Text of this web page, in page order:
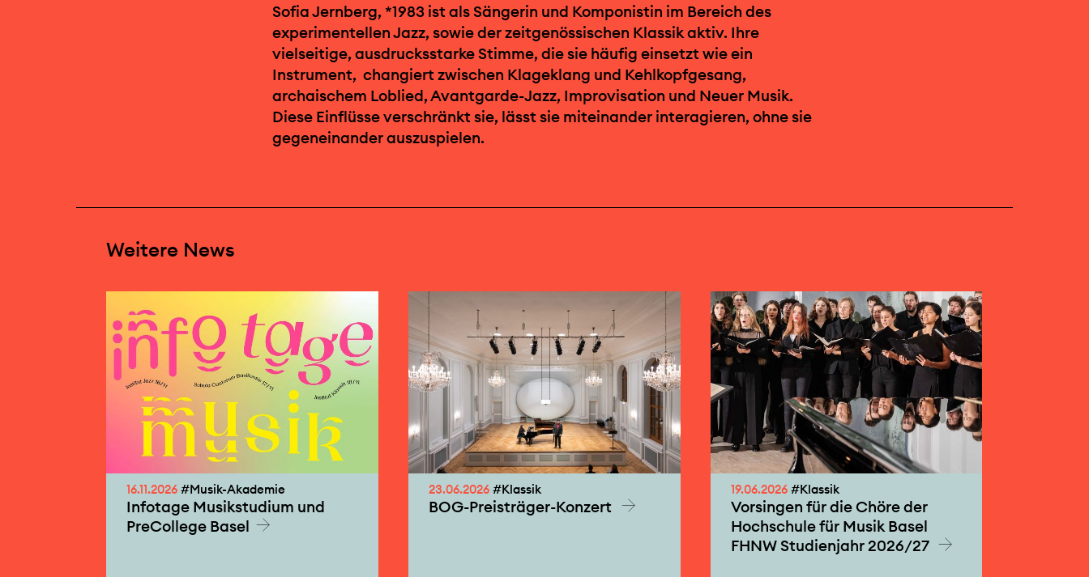
Sofia Jernberg, *1983 ist als Sängerin und Komponistin im Bereich des
experimentellen Jazz, sowie der zeitgenössischen Klassik aktiv. Ihre
vielseitige, ausdrucksstarke Stimme, die sie häufig einsetzt wie ein
Instrument, changiert zwischen Klageklang und Kehlkopfgesang,
archaischem Loblied, Avantgarde-Jazz, Improvisation und Neuer Musik.
Diese Einflüsse verschränkt sie, lässt sie miteinander interagieren, ohne sie
gegeneinander auszuspielen.
Weitere News
16.11.2026 #Musik-Akademie
Infotage Musikstudium und
PreCollege Basel
23.06.2026 #Klassik
BOG-Preisträger-Konzert
19.06.2026#Klassik
Vorsingen für die Chöre der
Hochschule für Musik Basel
FHNW Studienjahr 2026/27